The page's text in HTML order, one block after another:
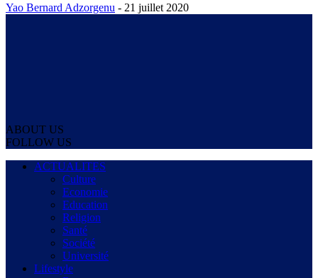
Yao Bernard Adzorgenu - 21 juillet 2020
ABOUT US
FOLLOW US
ACTUALITES
Culture
Economie
Education
Religion
Santé
Société
Université
Lifestyle